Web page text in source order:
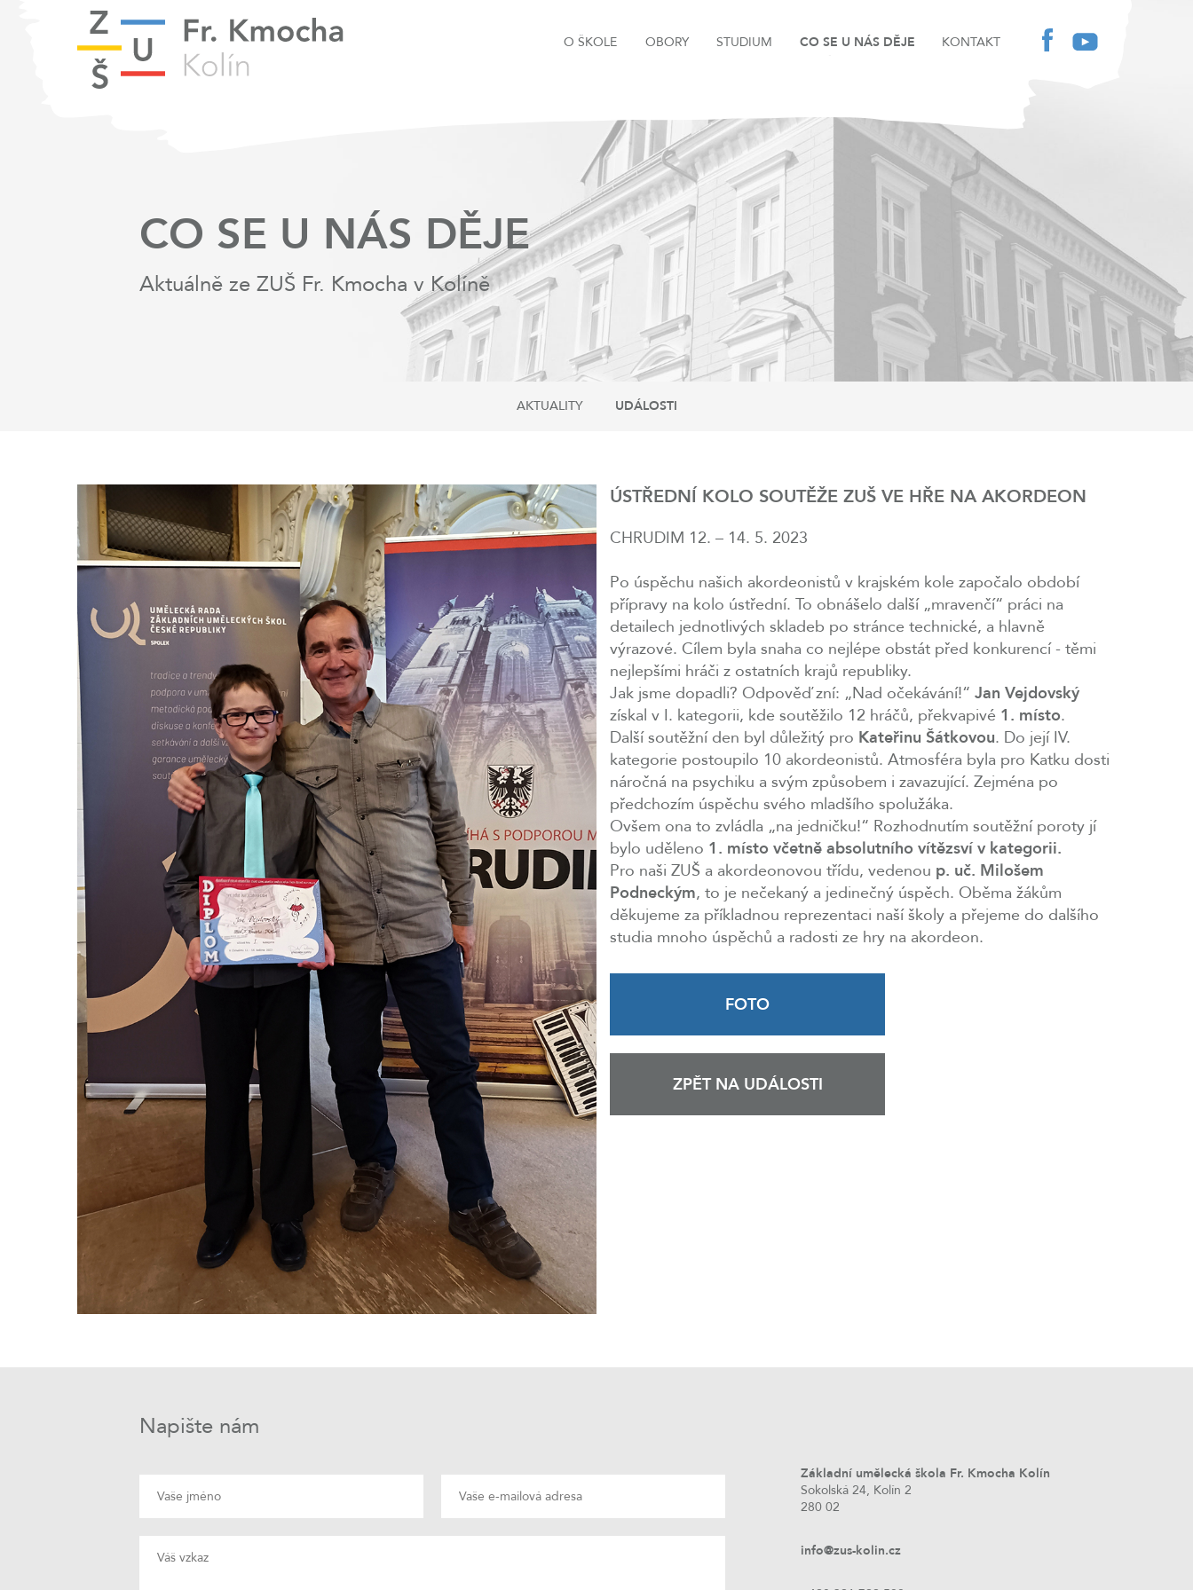
O ŠKOLE OBORY STUDIUM CO SE U NÁS DĚJE KONTAKT
CO SE U NÁS DĚJE
Aktuálně ze ZUŠ Fr. Kmocha v Kolíně
AKTUALITY UDÁLOSTI
ÚSTŘEDNÍ KOLO SOUTĚŽE ZUŠ VE HŘE NA AKORDEON
CHRUDIM 12. – 14. 5. 2023
Po úspěchu našich akordeonistů v krajském kole započalo období
přípravy na kolo ústřední. To obnášelo další „mravenčí“ práci na
detailech jednotlivých skladeb po stránce technické, a hlavně
výrazové. Cílem byla snaha co nejlépe obstát před konkurencí - těmi
nejlepšími hráči z ostatních krajů republiky.
Jak jsme dopadli? Odpověď zní: „Nad očekávání!“ Jan Vejdovský
získal v I. kategorii, kde soutěžilo 12 hráčů, překvapivé 1. místo.
Další soutěžní den byl důležitý pro Kateřinu Šátkovou. Do její IV.
kategorie postoupilo 10 akordeonistů. Atmosféra byla pro Katku dosti
náročná na psychiku a svým způsobem i zavazující. Zejména po
předchozím úspěchu svého mladšího spolužáka.
Ovšem ona to zvládla „na jedničku!“ Rozhodnutím soutěžní poroty jí
bylo uděleno 1. místo včetně absolutního vítězsví v kategorii.
Pro naši ZUŠ a akordeonovou třídu, vedenou p. uč. Milošem
Podneckým, to je nečekaný a jedinečný úspěch. Oběma žákům
děkujeme za příkladnou reprezentaci naší školy a přejeme do dalšího
studia mnoho úspěchů a radosti ze hry na akordeon.
FOTO
ZPĚT NA UDÁLOSTI
Napište nám
Základní umělecká škola Fr. Kmocha Kolín
Sokolská 24, Kolín 2
280 02
info@zus-kolin.cz